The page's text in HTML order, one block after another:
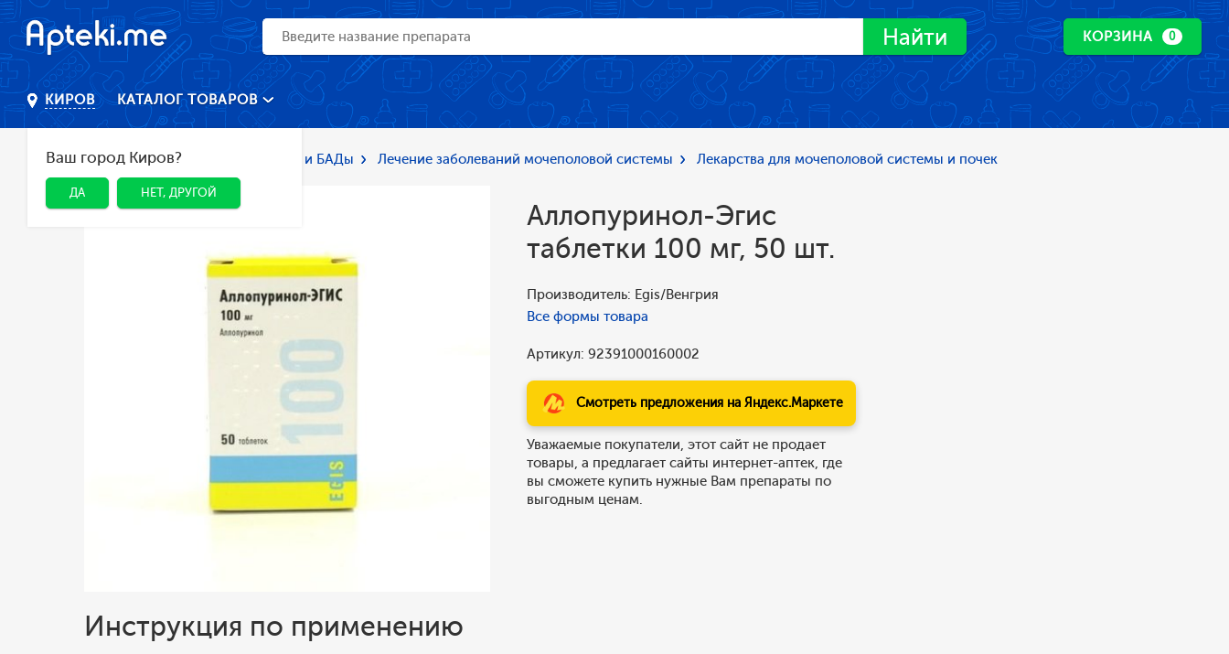
Найти КОРЗИНА 0
КИРОВ
Ваш город Киров?
ДА НЕТ, ДРУГОЙ
КАТАЛОГ ТОВАРОВ
Главная Каталог Лекарства и БАДы Лечение заболеваний мочеполовой системы Лекарства для мочеполовой системы и почек
Аллопуринол-Эгис
таблетки 100 мг, 50 шт.
Производитель: Egis/Венгрия
Все формы товара
Артикул: 92391000160002
Смотреть предложения на Яндекс.Маркете
Уважаемые покупатели, этот сайт не продает
товары, а предлагает сайты интернет-аптек, где
вы сможете купить нужные Вам препараты по
выгодным ценам.
Инструкция по применению